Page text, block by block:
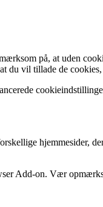
på, at uden
du vil tillade de
hjemmesider,
Add-on. Vær